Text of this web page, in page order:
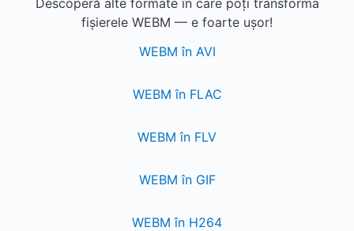
Descoperă alte formate în care poți transforma
fișierele WEBM — e foarte ușor!
WEBM în AVI
WEBM în FLAC
WEBM în FLV
WEBM în GIF
WEBM în H264